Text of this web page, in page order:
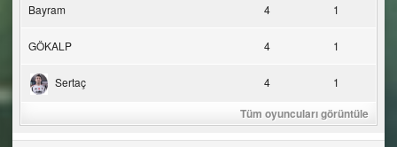
Bayram 4 1
GÖKALP 4 1
Sertaç 4 1
Tüm oyuncuları görüntüle